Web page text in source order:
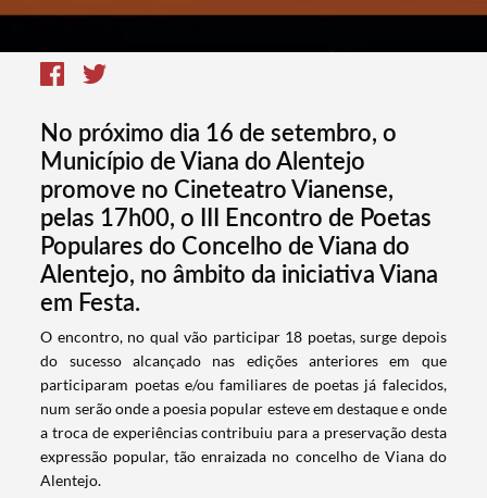
No próximo dia 16 de setembro, o
Município de Viana do Alentejo
promove no Cineteatro Vianense,
pelas 17h00, o III Encontro de Poetas
Populares do Concelho de Viana do
Alentejo, no âmbito da iniciativa Viana
em Festa.
​O encontro, no qual vão participar 18 poetas, surge depois
do sucesso alcançado nas edições anteriores em que
participaram poetas e/ou familiares de poetas já falecidos,
num serão onde a poesia popular esteve em destaque e onde
a troca de experiências contribuiu para a preservação desta
expressão popular, tão enraizada no concelho de Viana do
Alentejo.